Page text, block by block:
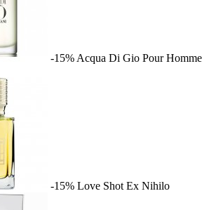
-15% Acqua Di Gio Pour Homme
-15% Love Shot Ex Nihilo